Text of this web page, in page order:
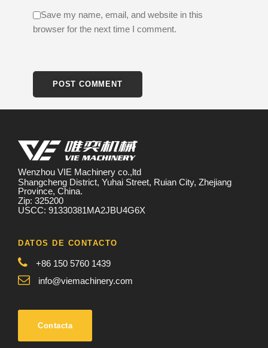
Save my name, email, and website in this
browser for the next time I comment.
Wenzhou VIE Machinery co.,ltd
Shangcheng District, Yuhai Street, Ruian City, Zhejiang
Province, China.
Zip: 325200
USCC: 91330381MA2JBU4G6X
DATOS DE CONTACTO
+86 150 5760 1439
info@viemachinery.com
Contacta